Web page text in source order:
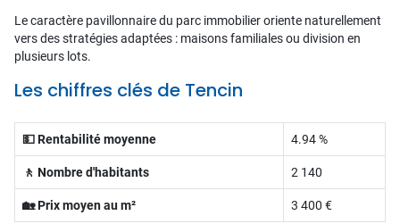
Le caractère pavillonnaire du parc immobilier oriente naturellement
vers des stratégies adaptées : maisons familiales ou division en
plusieurs lots.
Les chiffres clés de Tencin
💵 Rentabilité moyenne 4.94 %
🚶 Nombre d'habitants 2 140
🏡 Prix moyen au m² 3 400 €